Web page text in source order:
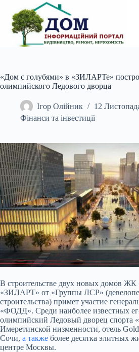
вмісту
«Дом с голубями» в «ЗИЛАРТе»
олимпийского Ледового дворца
Ігор Олійник
12
Фінанси та інвестиції
В строительстве двух новых домов ЖК
«ЗИЛАРТ» от «Группы ЛСР»
строительства) примет участие
«ФОДД». Среди наиболее известных
олимпийский Ледовый дворец спорта
Имеретинской низменности, отель
Сочи, а также более десятка элитных
центре Москвы.